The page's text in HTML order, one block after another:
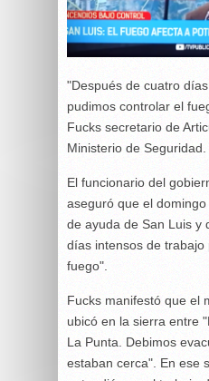
"Después de cuatro
pudimos controlar el
Fucks secretario de
Ministerio de Seguridad.
El funcionario del
aseguró que el
de ayuda de San Luis y
días intensos de
fuego".
Fucks manifestó que el
ubicó en la sierra entre
La Punta. Debimos
estaban cerca". En ese